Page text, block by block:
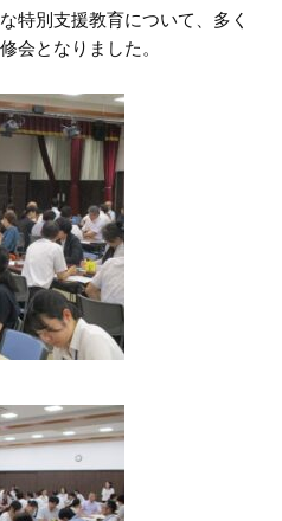
特別支援教育について、多く
会となりました。